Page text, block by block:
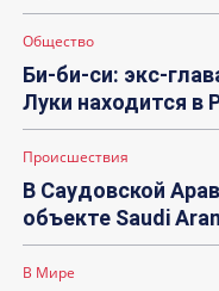
Общество
Би-би-си: экс-
Луки находится в
Происшествия
В Саудовской
объекте Saudi
В Мире